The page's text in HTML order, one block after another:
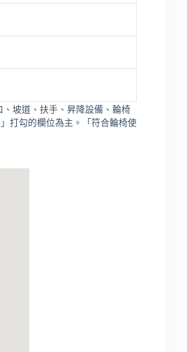
坡道、扶手、昇降設備、輪椅
打勾的欄位為主。「符合輪椅使